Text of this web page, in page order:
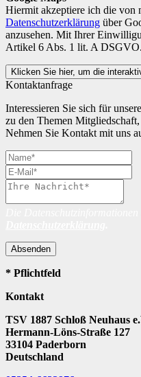
Hiermit akzeptiere ich die von
Datenschutzerklärung über
anzusehen. Mit Ihrer
Artikel 6 Abs. 1 lit. A DSGVO.
Klicken Sie hier, um die
Kontaktanfrage
Interessieren Sie sich für
zu den Themen
Nehmen Sie Kontakt mit uns
Absenden
* Pflichtfeld
Kontakt
TSV 1887 Schloß Neuhaus
Hermann-Löns-Straße 127
33104 Paderborn
Deutschland